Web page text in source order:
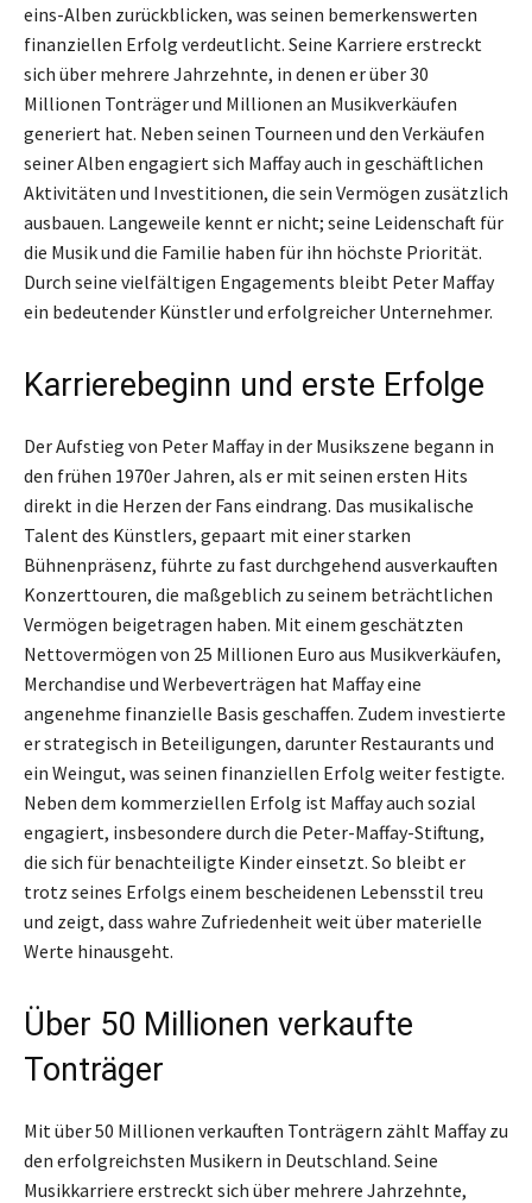
eins-Alben zurückblicken, was seinen bemerkenswerten
finanziellen Erfolg verdeutlicht. Seine Karriere erstreckt
sich über mehrere Jahrzehnte, in denen er über 30
Millionen Tonträger und Millionen an Musikverkäufen
generiert hat. Neben seinen Tourneen und den Verkäufen
seiner Alben engagiert sich Maffay auch in geschäftlichen
Aktivitäten und Investitionen, die sein Vermögen zusätzlich
ausbauen. Langeweile kennt er nicht; seine Leidenschaft für
die Musik und die Familie haben für ihn höchste Priorität.
Durch seine vielfältigen Engagements bleibt Peter Maffay
ein bedeutender Künstler und erfolgreicher Unternehmer.
Karrierebeginn und erste Erfolge
Der Aufstieg von Peter Maffay in der Musikszene begann in
den frühen 1970er Jahren, als er mit seinen ersten Hits
direkt in die Herzen der Fans eindrang. Das musikalische
Talent des Künstlers, gepaart mit einer starken
Bühnenpräsenz, führte zu fast durchgehend ausverkauften
Konzerttouren, die maßgeblich zu seinem beträchtlichen
Vermögen beigetragen haben. Mit einem geschätzten
Nettovermögen von 25 Millionen Euro aus Musikverkäufen,
Merchandise und Werbeverträgen hat Maffay eine
angenehme finanzielle Basis geschaffen. Zudem investierte
er strategisch in Beteiligungen, darunter Restaurants und
ein Weingut, was seinen finanziellen Erfolg weiter festigte.
Neben dem kommerziellen Erfolg ist Maffay auch sozial
engagiert, insbesondere durch die Peter-Maffay-Stiftung,
die sich für benachteiligte Kinder einsetzt. So bleibt er
trotz seines Erfolgs einem bescheidenen Lebensstil treu
und zeigt, dass wahre Zufriedenheit weit über materielle
Werte hinausgeht.
Über 50 Millionen verkaufte
Tonträger
Mit über 50 Millionen verkauften Tonträgern zählt Maffay zu
den erfolgreichsten Musikern in Deutschland. Seine
Musikkarriere erstreckt sich über mehrere Jahrzehnte,